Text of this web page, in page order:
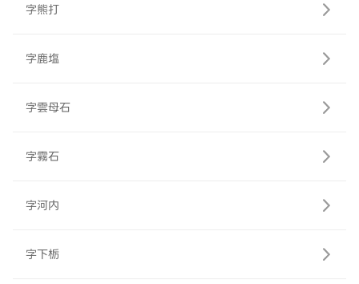
字熊打
字鹿塩
字雲母石
字霧石
字河内
字下栃